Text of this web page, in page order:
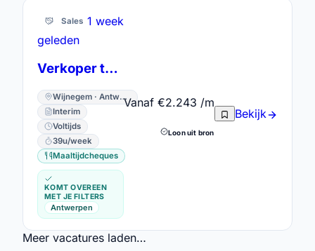
Sales 1 week
geleden
Verkoper telecom
Wijnegem · Antwerpen
Interim
Voltijds
39u/week
Maaltijdcheques
KOMT OVEREEN
MET JE FILTERS
Antwerpen
Vanaf €2.243 /m
Loon uit bron
Bekijk
Meer vacatures laden…